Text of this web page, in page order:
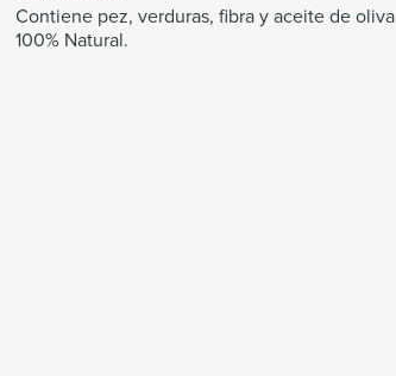
Contiene pez, verduras, fibra y aceite de oliva
100% Natural.